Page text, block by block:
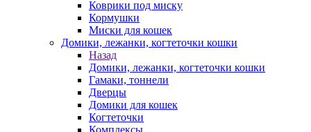
Коврики под миску
Кормушки
Миски для кошек
Домики, лежанки, когтеточки кошки
Назад
Домики, лежанки, когтеточки кошки
Гамаки, тоннели
Дверцы
Домики для кошек
Когтеточки
Комплексы